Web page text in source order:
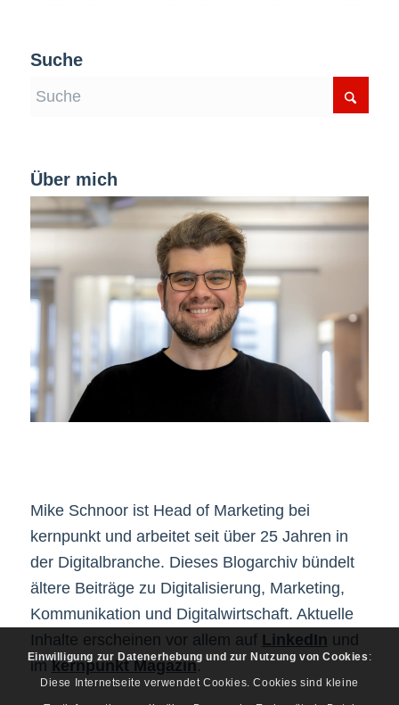
Suche
Über mich
Mike Schnoor ist Head of Marketing bei
kernpunkt und arbeitet seit über 25 Jahren in
der Digitalbranche. Dieses Blogarchiv bündelt
ältere Beiträge zu Digitalisierung, Marketing,
Kommunikation und Digitalwirtschaft. Aktuelle
Inhalte erscheinen vor allem auf LinkedIn und
imkernpunkt Magazin.
Einwilligung zur Datenerhebung und zur Nutzung von Cookies :
Diese Internetseite verwendet Cookies. Cookies sind kleine